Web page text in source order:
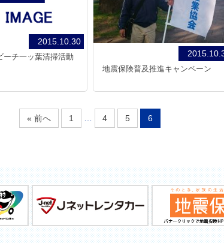
2015.10.30
チ一ッ葉清掃活動
地震保険普及推進キャンペーン
« 前へ 1 4 5 6